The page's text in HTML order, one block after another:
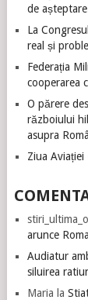
de
La
real și
Federația
cooperarea
O părere
războiului
asupra
Ziua
arunce
Audiatur
siluirea
Maria la